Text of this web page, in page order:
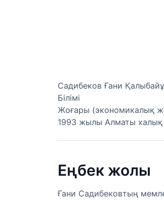
Садибеков Ғани
Білімі
Жоғары (экономикалық
1993 жылы Алматы халық
Еңбек жолы
Ғани Садибековтың